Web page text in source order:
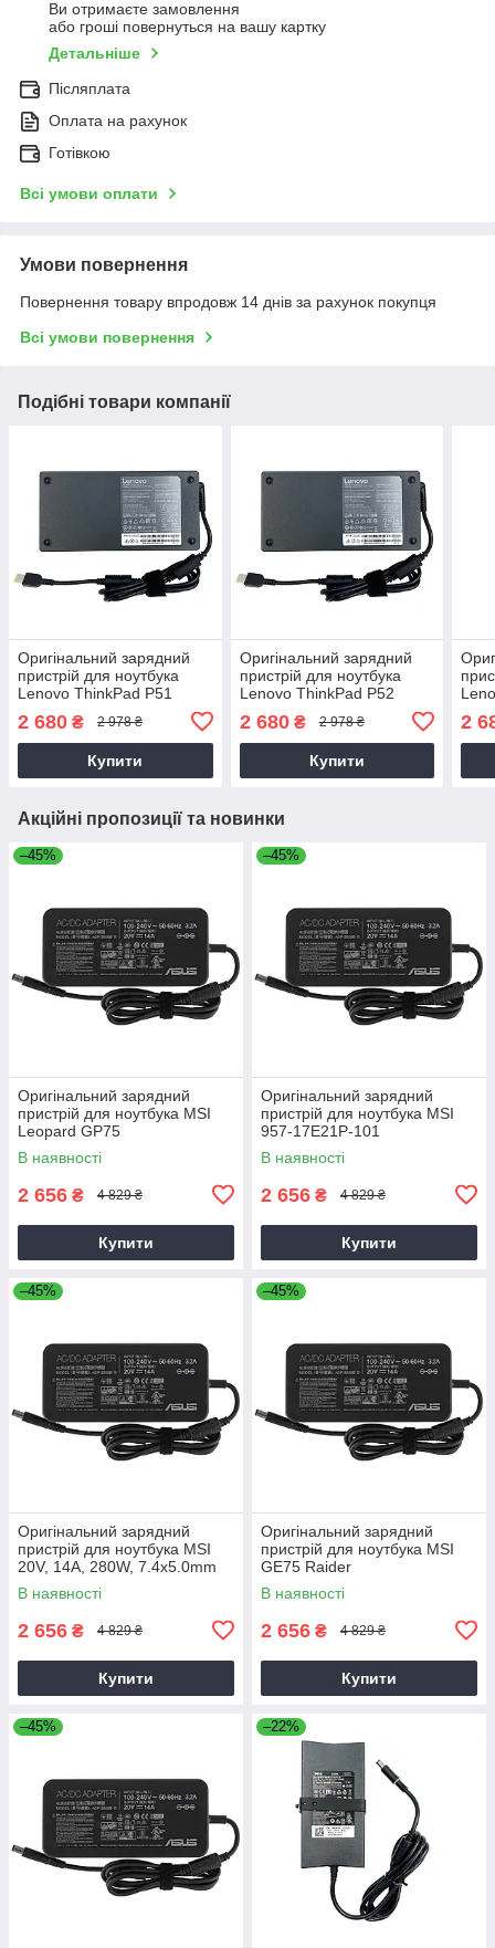
Ви отримаєте замовлення
або гроші повернуться на вашу картку
Детальніше
Післяплата
Оплата на рахунок
Готівкою
Всі умови оплати
Умови повернення
Повернення товару впродовж 14 днів за рахунок покупця
Всі умови повернення
Подібні товари компанії
Оригінальний зарядний
пристрій для ноутбука
Lenovo ThinkPad P51
2 680 ₴ 2 978 ₴
Купити
Оригінальний зарядний
пристрій для ноутбука
Lenovo ThinkPad P52
2 680₴ 2 978 ₴
Купити
2
Акційні пропозиції та новинки
–45%
Оригінальний зарядний
пристрій для ноутбука MSI
Leopard GP75
В наявності
2 656 ₴ 4 829 ₴
Купити
–45%
Оригінальний зарядний
пристрій для ноутбука MSI
957-17E21P-101
В наявності
2 656 ₴ 4 829 ₴
Купити
–45%
Оригінальний зарядний
пристрій для ноутбука MSI
20V, 14A, 280W, 7.4x5.0mm
В наявності
2 656 ₴ 4 829 ₴
Купити
–45%
Оригінальний зарядний
пристрій для ноутбука MSI
GE75 Raider
В наявності
2 656 ₴ 4 829 ₴
Купити
–45% –22%